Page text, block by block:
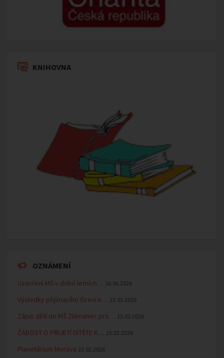
KNIHOVNA
OZNÁMENÍ
Uzavření MŠ v době letních… 16.06.2026
Výsledky přijímacího řízení k… 23.03.2026
Zápis dětí do MŠ Zlámanec pro… 25.02.2026
ŽÁDOST O PŘIJETÍ DÍTĚTE K… 25.02.2026
Planetárium Morava 23.02.2026